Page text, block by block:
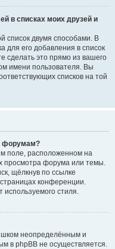
в списках моих друзей и
список двумя способами. В
для его добавления в список
сделать это прямо из вашего
имени пользователя. Вы
списков на той
форумам?
поле, расположенном на
просмотра форума или темы.
щёлкнув по ссылке
конференции.
используемого стиля.
неопределённым и
в phpBB не осуществляется.